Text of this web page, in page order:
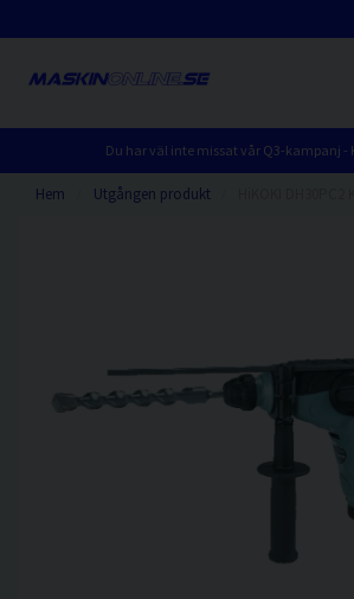
Du har väl inte missat vår Q3-kampanj -
Hem Utgången produkt